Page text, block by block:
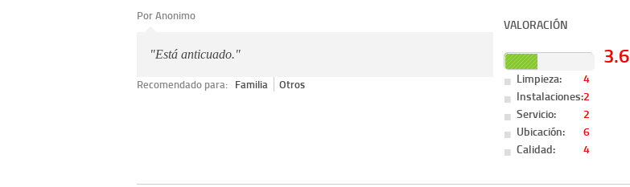
Por Anonimo
"Está anticuado."
Recomendado para: Familia Otros
VALORACIÓN
3.6
Limpieza:
4
Instalaciones:2
Servicio:
2
Ubicación:
6
Calidad:
4